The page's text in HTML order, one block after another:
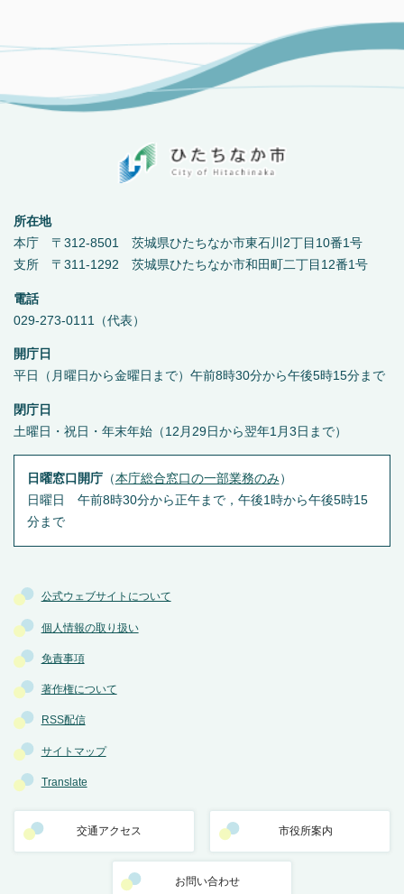
公式ウェブサイトについて
個人情報の取り扱い
免責事項
著作権について
RSS配信
サイトマップ
Translate
交通アクセス 市役所案内
お問い合わせ
所在地
本庁 〒312-8501 茨城県ひたちなか市東石川2丁目10番1号
支所 〒311-1292 茨城県ひたちなか市和田町二丁目12番1号
電話
029-273-0111（代表）
開庁日
平日（月曜日から金曜日まで）午前8時30分から午後5時15分まで
閉庁日
土曜日・祝日・年末年始（12月29日から翌年1月3日まで）
日曜窓口開庁（本庁総合窓口の一部業務のみ ）
日曜日 午前8時30分から正午まで，午後1時から午後5時15
分まで